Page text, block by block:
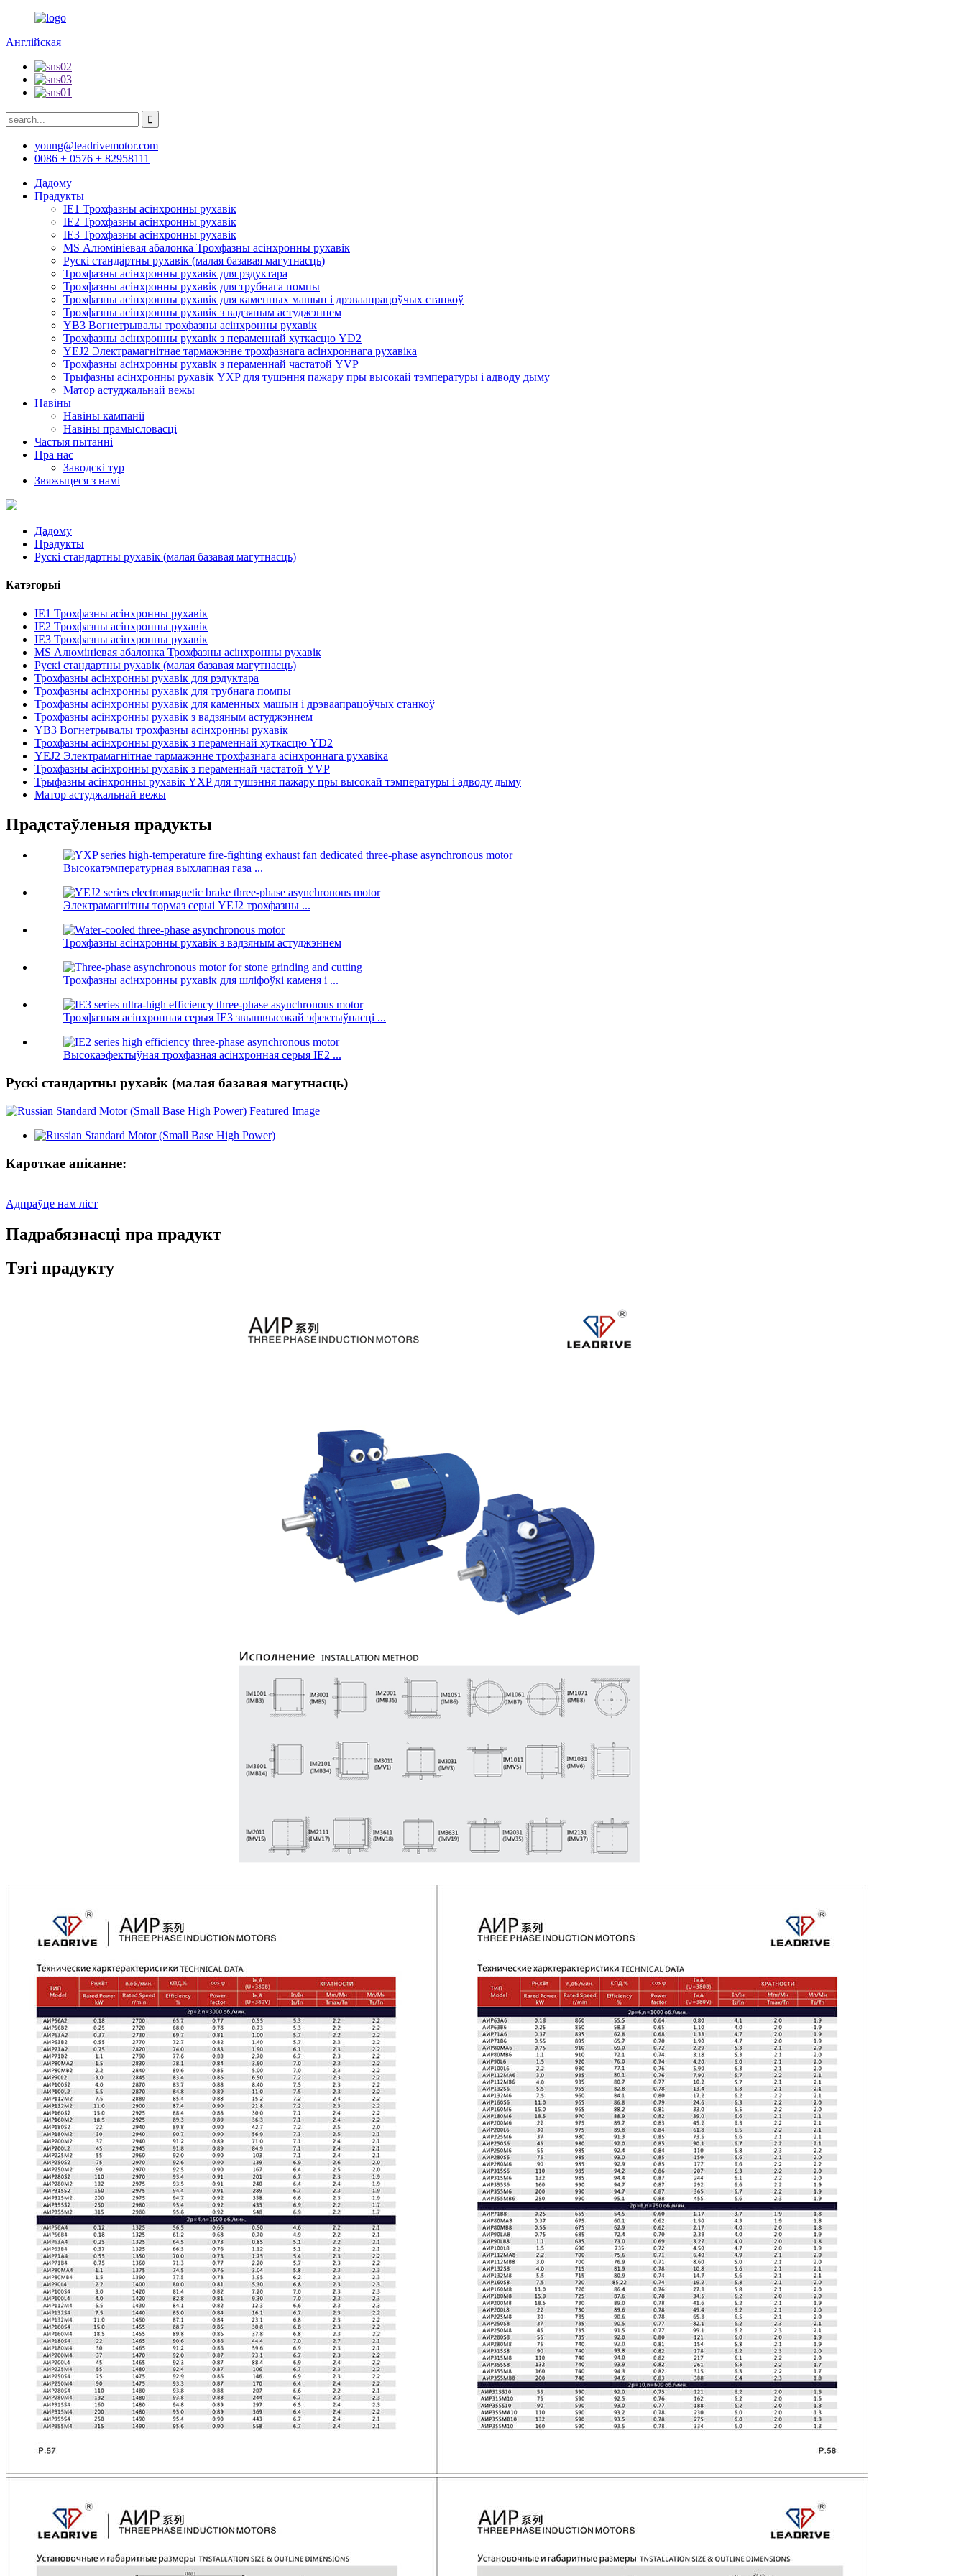
Англійская
young@leadrivemotor.com
0086 + 0576 + 82958111
Дадому
Прадукты
IE1 Трохфазны асінхронны рухавік
IE2 Трохфазны асінхронны рухавік
IE3 Трохфазны асінхронны рухавік
MS Алюмініевая абалонка Трохфазны асінхронны рухавік
Рускі стандартны рухавік (малая базавая магутнасць)
Трохфазны асінхронны рухавік для рэдуктара
Трохфазны асінхронны рухавік для трубнага помпы
Трохфазны асінхронны рухавік для каменных машын і дрэваапрацоўчых станкоў
Трохфазны асінхронны рухавік з вадзяным астуджэннем
YB3 Вогнетрывалы трохфазны асінхронны рухавік
Трохфазны асінхронны рухавік з пераменнай хуткасцю YD2
YEJ2 Электрамагнітнае тармажэнне трохфазнага асінхроннага рухавіка
Трохфазны асінхронны рухавік з пераменнай частатой YVP
Трыфазны асінхронны рухавік YXP для тушэння пажару пры высокай тэмпературы і адводу дыму
Матор астуджальнай вежы
Навіны
Навіны кампаніі
Навіны прамысловасці
Частыя пытанні
Пра нас
Заводскі тур
Звяжыцеся з намі
Дадому
Прадукты
Рускі стандартны рухавік (малая базавая магутнасць)
Катэгорыі
IE1 Трохфазны асінхронны рухавік
IE2 Трохфазны асінхронны рухавік
IE3 Трохфазны асінхронны рухавік
MS Алюмініевая абалонка Трохфазны асінхронны рухавік
Рускі стандартны рухавік (малая базавая магутнасць)
Трохфазны асінхронны рухавік для рэдуктара
Трохфазны асінхронны рухавік для трубнага помпы
Трохфазны асінхронны рухавік для каменных машын і дрэваапрацоўчых станкоў
Трохфазны асінхронны рухавік з вадзяным астуджэннем
YB3 Вогнетрывалы трохфазны асінхронны рухавік
Трохфазны асінхронны рухавік з пераменнай хуткасцю YD2
YEJ2 Электрамагнітнае тармажэнне трохфазнага асінхроннага рухавіка
Трохфазны асінхронны рухавік з пераменнай частатой YVP
Трыфазны асінхронны рухавік YXP для тушэння пажару пры высокай тэмпературы і адводу дыму
Матор астуджальнай вежы
Прадстаўленыя прадукты
Высокатэмпературная выхлапная газа ...
Электрамагнітны тормаз серыі YEJ2 трохфазны ...
Трохфазны асінхронны рухавік з вадзяным астуджэннем
Трохфазны асінхронны рухавік для шліфоўкі каменя і ...
Трохфазная асінхронная серыя IE3 звышвысокай эфектыўнасці ...
Высокаэфектыўная трохфазная асінхронная серыя IE2 ...
Рускі стандартны рухавік (малая базавая магутнасць)
Кароткае апісанне:
Адпраўце нам ліст
Падрабязнасці пра прадукт
Тэгі прадукту